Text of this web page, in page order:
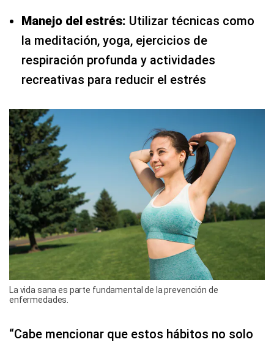
Manejo del estrés: Utilizar técnicas como
la meditación, yoga, ejercicios de
respiración profunda y actividades
recreativas para reducir el estrés
La vida sana es parte fundamental de la prevención de
enfermedades.
“Cabe mencionar que estos hábitos no solo